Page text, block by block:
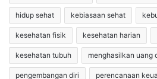
hidup sehat kebiasaan sehat
kesehatan fisik kesehatan harian
kesehatan tubuh menghasilkan uang
pengembangan diri perencanaan